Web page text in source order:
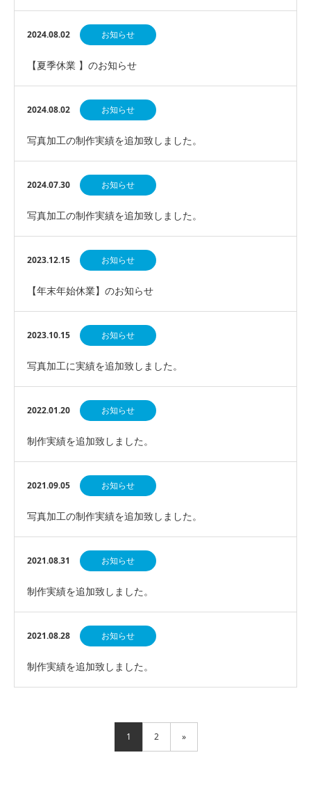
2024.08.02 お知らせ
【夏季休業 】のお知らせ
2024.08.02 お知らせ
写真加工の制作実績を追加致しました。
2024.07.30 お知らせ
写真加工の制作実績を追加致しました。
2023.12.15 お知らせ
【年末年始休業】のお知らせ
2023.10.15 お知らせ
写真加工に実績を追加致しました。
2022.01.20 お知らせ
制作実績を追加致しました。
2021.09.05 お知らせ
写真加工の制作実績を追加致しました。
2021.08.31 お知らせ
制作実績を追加致しました。
2021.08.28 お知らせ
制作実績を追加致しました。
1 2 »